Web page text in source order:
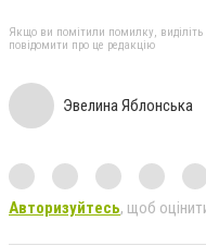
Якщо ви помітили помилку, виділіть
повідомити про це редакцію
Эвелина Яблонська
Авторизуйтесь, щоб